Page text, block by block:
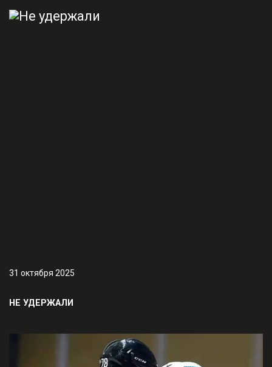
31 октября 2025
НЕ УДЕРЖАЛИ